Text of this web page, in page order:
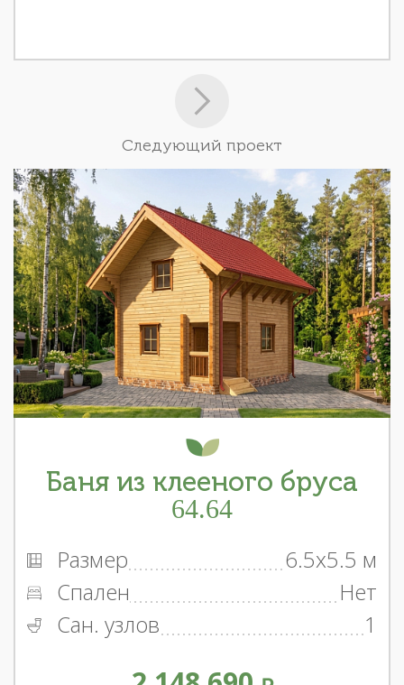
Следующий проект
Баня из клееного бруса
64.64
Размер
6.5x5.5 м
Спален
Нет
Сан. узлов
1